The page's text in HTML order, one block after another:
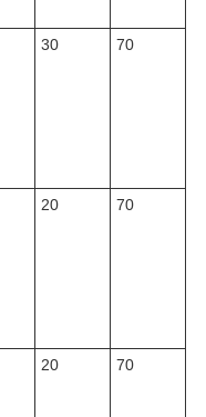
30 70
20 70
20 70